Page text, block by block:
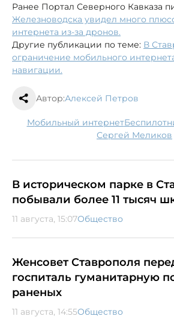
Ранее Портал Северного Кавказа
Железноводска увидел много
интернета из-за дронов.
Другие публикации по теме: В
ограничение мобильного
навигации.
Автор:Алексей Петров
мобильный интернет
Сергей Меликов
В историческом парке в
побывали более 11 тысяч
11 августа, 15:07Общество
Женсовет Ставрополя
госпиталь гуманитарную
раненых
11 августа, 14:55Общество